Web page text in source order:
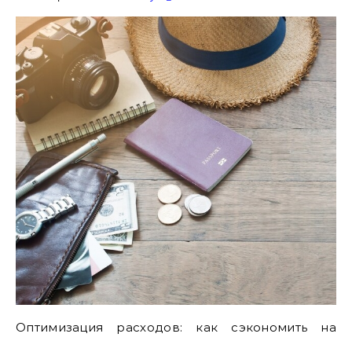
Оптимизация расходов: как сэкономить на